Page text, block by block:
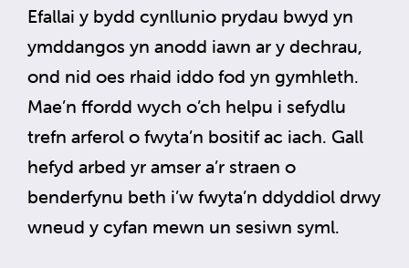
Efallai y bydd cynllunio prydau bwyd yn
ymddangos yn anodd iawn ar y dechrau,
ond nid oes rhaid iddo fod yn gymhleth.
Mae’n ffordd wych o’ch helpu i sefydlu
trefn arferol o fwyta’n bositif ac iach. Gall
hefyd arbed yr amser a’r straen o
benderfynu beth i’w fwyta’n ddyddiol drwy
wneud y cyfan mewn un sesiwn syml.